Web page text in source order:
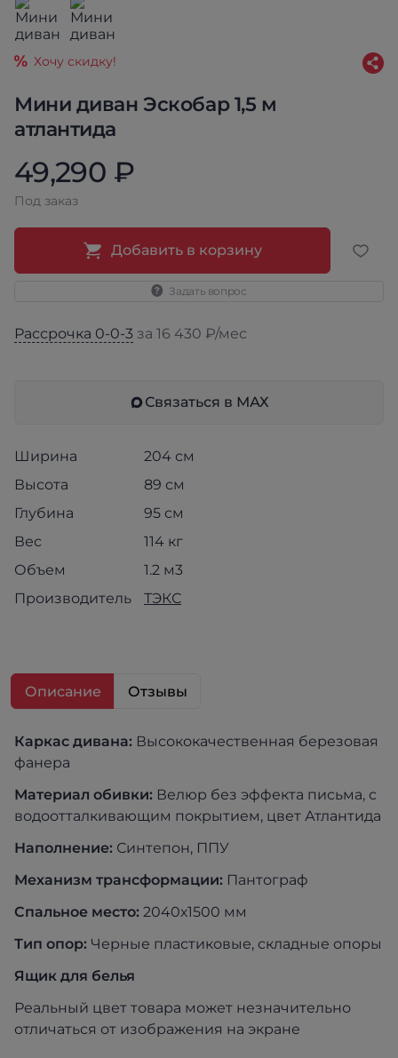
Мини диван Эскобар 1,5 м
атлантида
Хочу скидку!
49,290 ₽
Под заказ
Добавить в корзину
Задать вопрос
Рассрочка 0-0-3 за 16 430 ₽/мес
Связаться в МАХ
Ширина
204 см
Высота
89 см
Глубина
95 см
Вес
114 кг
Объем
1.2 м3
Производитель
ТЭКС
Описание Отзывы
Каркас дивана: Высококачественная березовая
фанера
Материал обивки: Велюр без эффекта письма, с
водоотталкивающим покрытием, цвет Атлантида
Наполнение: Синтепон, ППУ
Механизм трансформации: Пантограф
Спальное место: 2040х1500 мм
Тип опор: Черные пластиковые, складные опоры
Ящик для белья
Реальный цвет товара может незначительно
отличаться от изображения на экране